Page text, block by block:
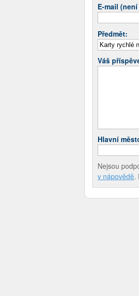
E-mail
Předmět:
Váš
Hlavní
Nejsou
v nápovědě.